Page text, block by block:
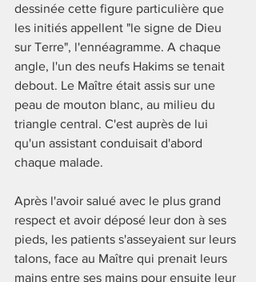
dessinée cette figure particulière que
les initiés appellent "le signe de Dieu
sur Terre", l'ennéagramme. A chaque
angle, l'un des neufs Hakims se tenait
debout. Le Maître était assis sur une
peau de mouton blanc, au milieu du
triangle central. C'est auprès de lui
qu'un assistant conduisait d'abord
chaque malade.
Après l'avoir salué avec le plus grand
respect et avoir déposé leur don à ses
pieds, les patients s'asseyaient sur leurs
talons, face au Maître qui prenait leurs
mains entre ses mains pour ensuite leur